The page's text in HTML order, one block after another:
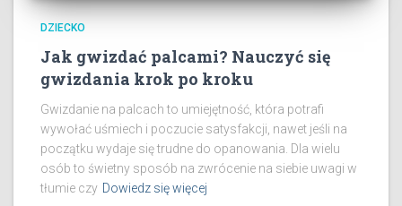
DZIECKO
Jak gwizdać palcami? Nauczyć się
gwizdania krok po kroku
Gwizdanie na palcach to umiejętność, która potrafi
wywołać uśmiech i poczucie satysfakcji, nawet jeśli na
początku wydaje się trudne do opanowania. Dla wielu
osób to świetny sposób na zwrócenie na siebie uwagi w
tłumie czy Dowiedz się więcej